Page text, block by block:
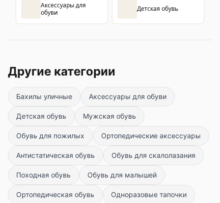
Аксессуары для
обуви
Детская обувь
Другие категории
Бахилы уличные Аксессуары для обуви
Детская обувь Мужская обувь
Обувь для пожилых Ортопедические аксессуары
Антистатическая обувь Обувь для скалолазания
Походная обувь Обувь для малышей
Ортопедическая обувь Одноразовые тапочки